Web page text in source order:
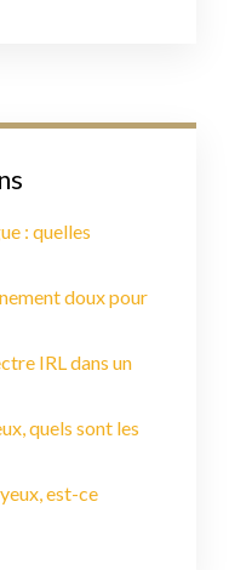
: quelles
doux pour
IRL dans un
quels sont les
est-ce